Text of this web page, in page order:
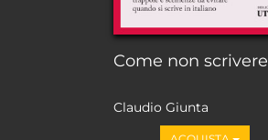
Come non scrivere
Claudio Giunta